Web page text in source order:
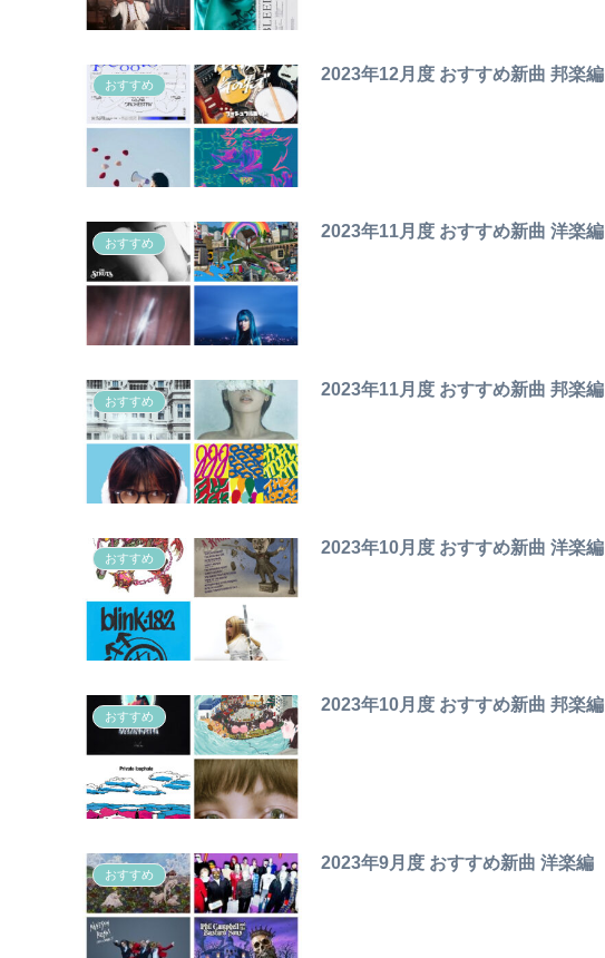
おすすめ
2023年12月度 おすすめ新曲 邦楽編
おすすめ
2023年11月度 おすすめ新曲 洋楽編
おすすめ
2023年11月度 おすすめ新曲 邦楽編
おすすめ
2023年10月度 おすすめ新曲 洋楽編
おすすめ
2023年10月度 おすすめ新曲 邦楽編
おすすめ
2023年9月度 おすすめ新曲 洋楽編